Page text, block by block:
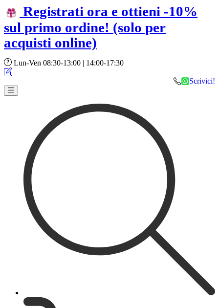
Registrati ora e ottieni -10%
sul primo ordine! (solo per
acquisti online)
Lun-Ven 08:30-13:00 | 14:00-17:30
Scrivici!